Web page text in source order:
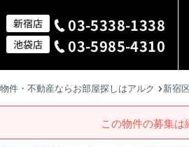
新宿店 03-5338-1338
池袋店 03-5985-4310
件・不動産ならお部屋探しはアルク 新宿
この物件の募集は